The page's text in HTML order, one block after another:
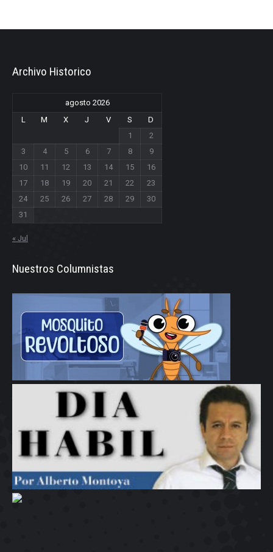
Archivo Historico
agosto 2026
L
M X J V S
D
1
2
3
4 5 6 7 8
9
10
11 12 13 14 15
16
17
18 19 20 21 22
23
24
25 26 27 28 29
30
31
« Jul
Nuestros Columnistas